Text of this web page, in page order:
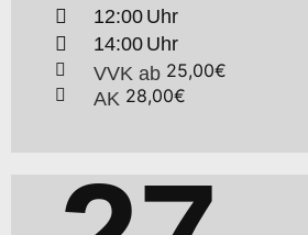
12:00
14:00
VVK ab 25,00€
AK 28,00€